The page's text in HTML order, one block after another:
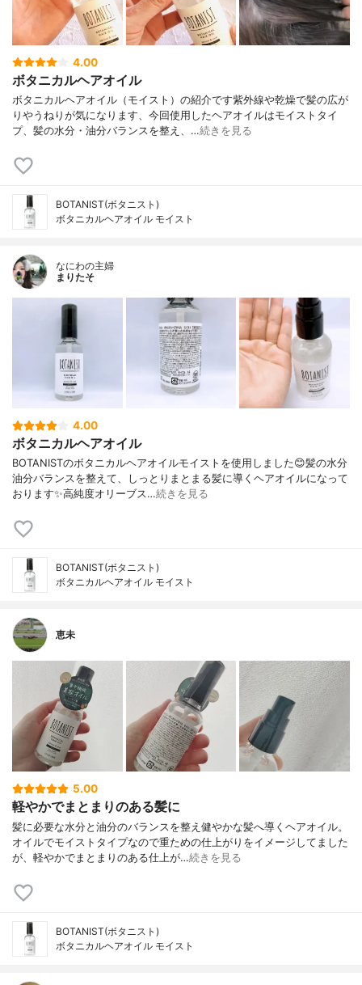
4.00
ボタニカルヘアオイル
ボタニカルヘアオイル（モイスト）の紹介です紫外線や乾燥で髪の広が
りやうねりが気になります、今回使用したヘアオイルはモイストタイ
プ、髪の水分・油分バランスを整え、…続きを見る
BOTANIST(ボタニスト)
ボタニカルヘアオイル モイスト
なにわの主婦
まりたそ
4.00
ボタニカルヘアオイル
BOTANISTのボタニカルヘアオイルモイストを使用しました😊髪の水分
油分バランスを整えて、しっとりまとまる髪に導くヘアオイルになって
おります✨高純度オリーブス…続きを見る
BOTANIST(ボタニスト)
ボタニカルヘアオイル モイスト
恵未
5.00
軽やかでまとまりのある髪に
髪に必要な水分と油分のバランスを整え健やかな髪へ導くヘアオイル。
オイルでモイストタイプなので重ための仕上がりをイメージしてました
が、軽やかでまとまりのある仕上が…続きを見る
BOTANIST(ボタニスト)
ボタニカルヘアオイル モイスト